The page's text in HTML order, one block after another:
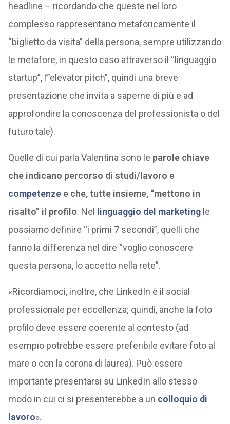
headline – ricordando che queste nel loro
complesso rappresentano metaforicamente il
“biglietto da visita” della persona, sempre utilizzando
le metafore, in questo caso attraverso il “linguaggio
startup”, l’”elevator pitch”, quindi una breve
presentazione che invita a saperne di più e ad
approfondire la conoscenza del professionista o del
futuro tale).
Quelle di cui parla Valentina sono le parole chiave
che indicano percorso di studi/lavoro e
competenze e che, tutte insieme, “mettono in
risalto” il profilo. Nel linguaggio del marketingle
possiamo definire “i primi 7 secondi”, quelli che
fanno la differenza nel dire “voglio conoscere
questa persona, lo accetto nella rete”.
«Ricordiamoci, inoltre, che LinkedIn è il social
professionale per eccellenza; quindi, anche la foto
profilo deve essere coerente al contesto (ad
esempio potrebbe essere preferibile evitare foto al
mare o con la corona di laurea). Può essere
importante presentarsi su LinkedIn allo stesso
modo in cui ci si presenterebbe a un colloquio di
lavoro».